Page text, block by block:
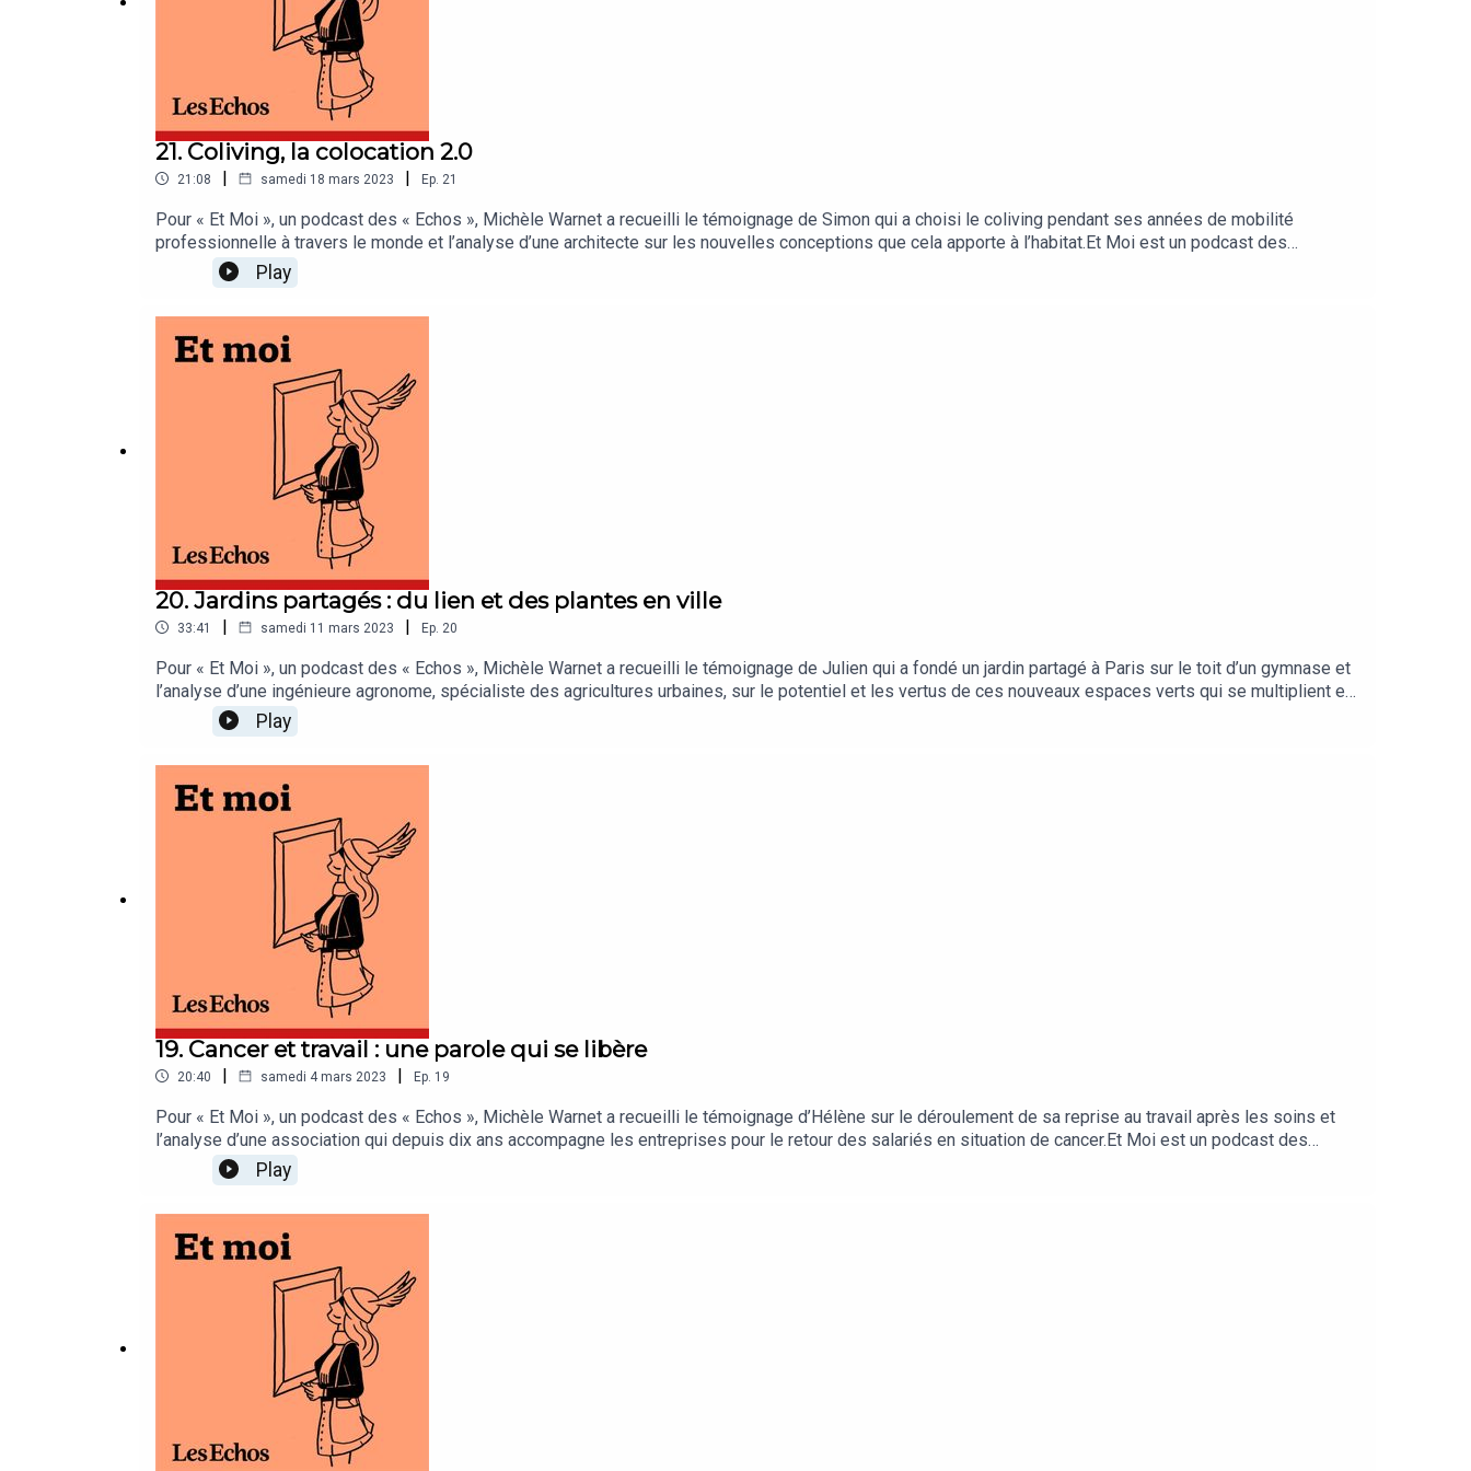
21. Coliving, la colocation 2.0
21:08 | samedi 18 mars 2023 | Ep. 21
Pour « Et Moi », un podcast des « Echos », Michèle Warnet a recueilli le témoignage de Simon qui a choisi le coliving pendant ses années de mobilité
professionnelle à travers le monde et l’analyse d’une architecte sur les nouvelles conceptions que cela apporte à l’habitat.Et Moi est un podcast des
« Echos » présenté par Michèle Warnet. Cet épisode a été enregistré en mars 2023. Rédaction en chef : Clémence Lemaistre. Invités : Stéphanie Morio
(architecte associée chez Bond Society), Eugénie Deloire (journaliste pour « Les Echos Week-End ») et Simon (électronicien et « coliver »). Réalisation : Willy
Play
20. Jardins partagés : du lien et des plantes en ville
33:41 | samedi 11 mars 2023 | Ep. 20
Pour « Et Moi », un podcast des « Echos », Michèle Warnet a recueilli le témoignage de Julien qui a fondé un jardin partagé à Paris sur le toit d’un gymnase et
l’analyse d’une ingénieure agronome, spécialiste des agricultures urbaines, sur le potentiel et les vertus de ces nouveaux espaces verts qui se multiplient en
ville.Et Moi est un podcast des « Echos » présenté par Michèle Warnet. Cet épisode a été enregistré en mars 2023. Rédaction en chef : Clémence Lemaistre.
Invités : Julien Chameroy (fondateur du jardin partagé « Le nid de l’Ortolan »), Christine Aubry (ingénieure de recherche chez AgroParisTech, Inrae) et Anne
DR.
Play
19. Cancer et travail : une parole qui se libère
20:40 | samedi 4 mars 2023 | Ep. 19
Pour « Et Moi », un podcast des « Echos », Michèle Warnet a recueilli le témoignage d’Hélène sur le déroulement de sa reprise au travail après les soins et
l’analyse d’une association qui depuis dix ans accompagne les entreprises pour le retour des salariés en situation de cancer.Et Moi est un podcast des
« Echos » présenté par Michèle Warnet. Cet épisode a été enregistré en mars 2023. Rédaction en chef : Clémence Lemaistre. Invitées : Nathalie Vallet-Renart
(cofondatrice et directrice d’Entreprise et Cancer), Neïla Beyler (journaliste aux « Echos ») et Hélène (directrice de projet). Réalisation : Willy Ganne. Musique
Play